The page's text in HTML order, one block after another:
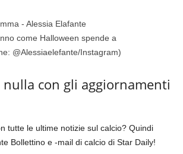
come Halloween spende a
@Alessiaelefante/Instagram)
con gli aggiornamenti
tutte le ultime notizie sul calcio? Quindi
Bollettino e -mail di calcio di Star Daily!